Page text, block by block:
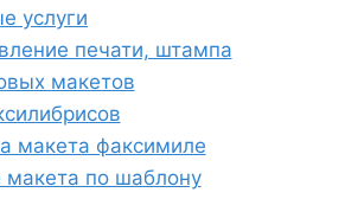
услуги
печати, штампа
макетов
макета факсимиле
макета по шаблону